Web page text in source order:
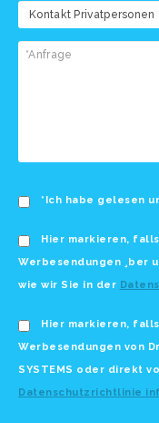
*Ich habe gelesen
Hier markieren,
Werbesendungen ¸ber
wie wir Sie in der
Hier markieren,
Werbesendungen von
SYSTEMS oder direkt
Datenschutzrichtlinie